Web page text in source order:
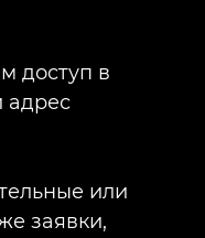
доступ в
адрес
или
заявки,